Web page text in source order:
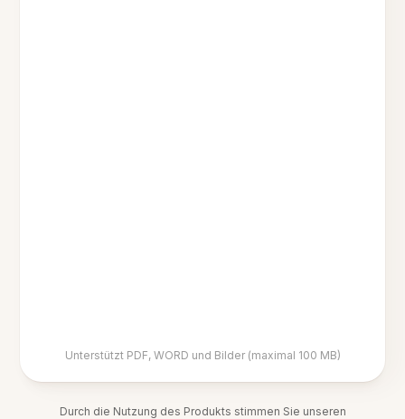
Unterstützt PDF, WORD und Bilder (maximal 100 MB)
Durch die Nutzung des Produkts stimmen Sie unseren